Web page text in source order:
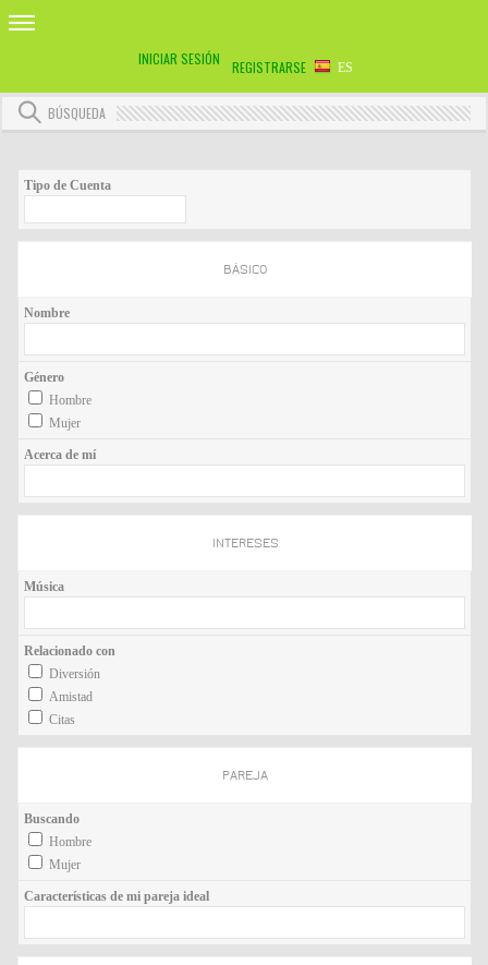
INICIAR SESIÓN REGISTRARSE ES
BÚSQUEDA
Tipo de Cuenta
BÁSICO
Nombre
Género
Hombre
Mujer
Acerca de mí
INTERESES
Música
Relacionado con
Diversión
Amistad
Citas
PAREJA
Buscando
Hombre
Mujer
Características de mi pareja ideal